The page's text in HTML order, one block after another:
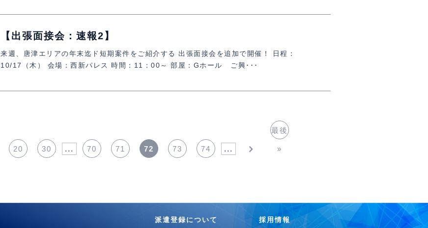
【出張面接会：速報2】
来週、唐津エリアの年末迄ド短期案件をご紹介する 出張面接会を追加で開催！ 日程：
10/17（木） 会場：西新パレス 時間：11：00～ 部屋：Gホール ご興･･･
20 30 ... 70 71 72 73 74 ...
最後
»
派遣登録について 採用情報